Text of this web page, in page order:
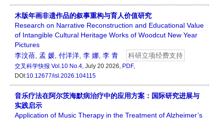
木版年画非遗作品的叙事重构与育人价值研究
Research on Narrative Reconstruction and Educational Value
of Intangible Cultural Heritage Works of Woodcut New Year
Pictures
李汶蓓 孟 媛 付洋洋 李 娜 李 青 科研立项经费支持
交叉科学快报 Vol.10 No.4, July 20 2026, PDF,
DOI:10.12677/isl.2026.104115
音乐疗法在阿尔茨海默病治疗中的应用方案：国际研究进展与
实践启示
Application of Music Therapy in the Treatment of Alzheimer’s